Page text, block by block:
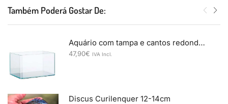
Também Poderá Gostar De:
Aquário com tampa e cantos redondos 45X28X30cm
47,90€ IVA Incl.
Discus Curilenquer 12-14cm